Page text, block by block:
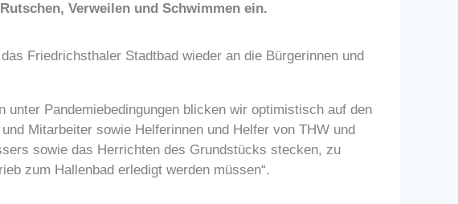
Verweilen und Schwimmen ein.
Friedrichsthaler Stadtbad wieder an die Bürgerinnen und
Pandemiebedingungen blicken wir optimistisch auf den
Mitarbeiter sowie Helferinnen und Helfer von THW und
sowie das Herrichten des Grundstücks stecken, zu
zum Hallenbad erledigt werden müssen“.